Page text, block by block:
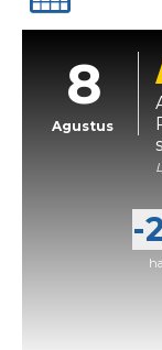
8
Agustus
-